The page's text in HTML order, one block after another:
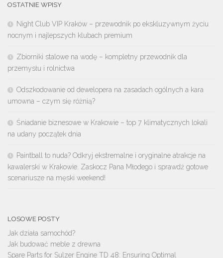
OSTATNIE WPISY
Night Club VIP Kraków – przewodnik po ekskluzywnym życiu
nocnym i najlepszych klubach premium
Zbiorniki stalowe na wodę – kompletny przewodnik dla
przemysłu i rolnictwa
Odszkodowanie od dewelopera na zasadach ogólnych a kara
umowna – czym się różnią?
Śniadanie biznesowe w Krakowie – top 7 klimatycznych lokali
na udany początek dnia
Paintball to nuda? Odkryj ekstremalne i oryginalne atrakcje na
kawalerski w Krakowie. Zaskocz Pana Młodego i sprawdź gotowe
scenariusze na męski weekend!
LOSOWE POSTY
Jak działa samochód?
Jak budować meble z drewna
Spare Parts for Sulzer Engine TD 48: Ensuring Optimal